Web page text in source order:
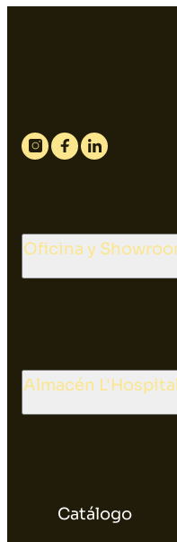
Instagram
FacebookLinkedin
Catálogo
Oficina y
Almacén